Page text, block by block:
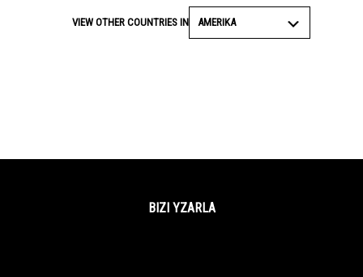
VIEW OTHER COUNTRIES IN AMERIKA
BIZI YZARLA